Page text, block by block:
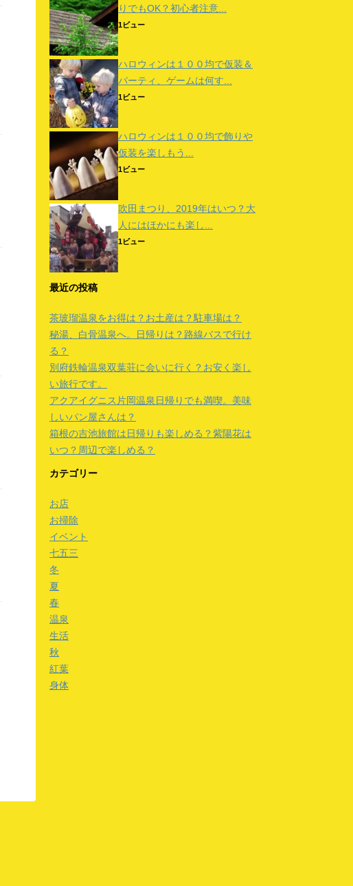
りでもOK？初心者注意...
1ビュー
ハロウィンは１００均で仮装＆
パーティ、ゲームは何す...
1ビュー
ハロウィンは１００均で飾りや
仮装を楽しもう...
1ビュー
吹田まつり、2019年はいつ？大
人にはほかにも楽し...
1ビュー
最近の投稿
茶玻瑠温泉をお得は？お土産は？駐車場は？
秘湯、白骨温泉へ。日帰りは？路線バスで行け
る？
別府鉄輪温泉双葉荘に会いに行く？お安く楽し
い旅行です。
アクアイグニス片岡温泉日帰りでも満喫。美味
しいパン屋さんは？
箱根の吉池旅館は日帰りも楽しめる？紫陽花は
いつ？周辺で楽しめる？
カテゴリー
お店
お掃除
イベント
七五三
冬
夏
春
温泉
生活
秋
紅葉
身体